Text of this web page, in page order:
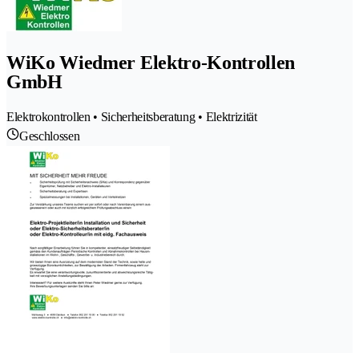
WiKo Wiedmer Elektro-Kontrollen
GmbH
Elektrokontrollen • Sicherheitsberatung • Elektrizität
Geschlossen